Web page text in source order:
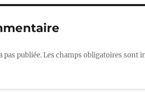
pas publiée.Les champs obligatoires sont